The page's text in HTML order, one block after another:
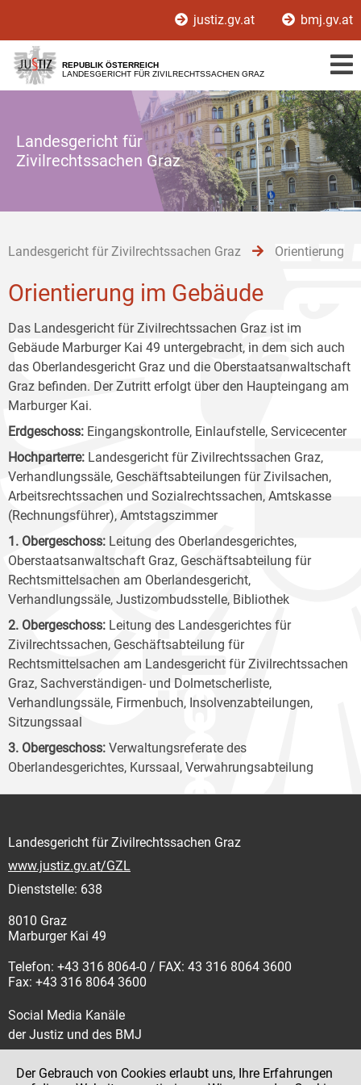
[1]
[2]
[3]
justiz.gv.at bmj.gv.at
REPUBLIK ÖSTERREICH
LANDESGERICHT FÜR ZIVILRECHTSSACHEN GRAZ
Landesgericht für
Zivilrechtssachen Graz
Landesgericht für Zivilrechtssachen Graz Orientierung
Orientierung im Gebäude
Das Landesgericht für Zivilrechtssachen Graz ist im
Gebäude Marburger Kai 49 untergebracht, in dem sich auch
das Oberlandesgericht Graz und die Oberstaatsanwaltschaft
Graz befinden. Der Zutritt erfolgt über den Haupteingang am
Marburger Kai.
Erdgeschoss: Eingangskontrolle, Einlaufstelle, Servicecenter
Hochparterre: Landesgericht für Zivilrechtssachen Graz,
Verhandlungssäle, Geschäftsabteilungen für Zivilsachen,
Arbeitsrechtssachen und Sozialrechtssachen, Amtskasse
(Rechnungsführer), Amtstagszimmer
1. Obergeschoss: Leitung des Oberlandesgerichtes,
Oberstaatsanwaltschaft Graz, Geschäftsabteilung für
Rechtsmittelsachen am Oberlandesgericht,
Verhandlungssäle, Justizombudsstelle, Bibliothek
2. Obergeschoss: Leitung des Landesgerichtes für
Zivilrechtssachen, Geschäftsabteilung für
Rechtsmittelsachen am Landesgericht für Zivilrechtssachen
Graz, Sachverständigen- und Dolmetscherliste,
Verhandlungssäle, Firmenbuch, Insolvenzabteilungen,
Sitzungssaal
3. Obergeschoss: Verwaltungsreferate des
Oberlandesgerichtes, Kurssaal, Verwahrungsabteilung
Landesgericht für Zivilrechtssachen Graz
www.justiz.gv.at/GZL
Dienststelle: 638
8010 Graz
Marburger Kai 49
Telefon: +43 316 8064-0 / FAX: 43 316 8064 3600
Fax: +43 316 8064 3600
Social Media Kanäle
der Justiz und des BMJ
Der Gebrauch von Cookies erlaubt uns, Ihre Erfahrungen